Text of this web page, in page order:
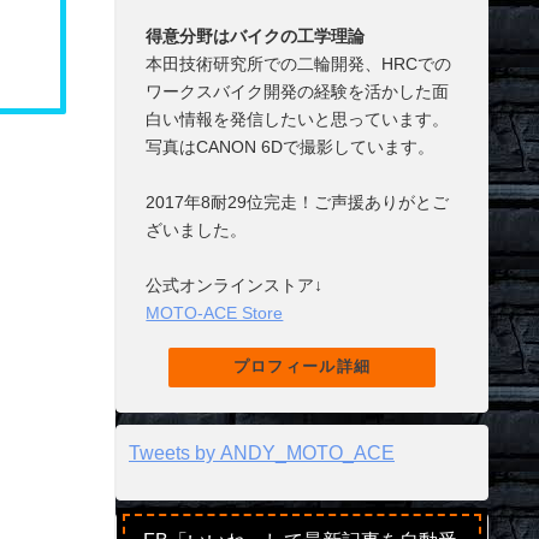
得意分野はバイクの工学理論
本田技術研究所での二輪開発、HRCでの
ワークスバイク開発の経験を活かした面
白い情報を発信したいと思っています。
写真はCANON 6Dで撮影しています。
2017年8耐29位完走！ご声援ありがとご
ざいました。
公式オンラインストア↓
MOTO-ACE Store
プロフィール詳細
Tweets by ANDY_MOTO_ACE